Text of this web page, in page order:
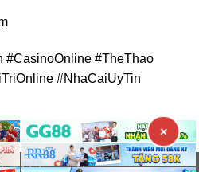
#CasinoOnline #TheThao
#NhaCaiUyTin
©Flatsome Theme
×